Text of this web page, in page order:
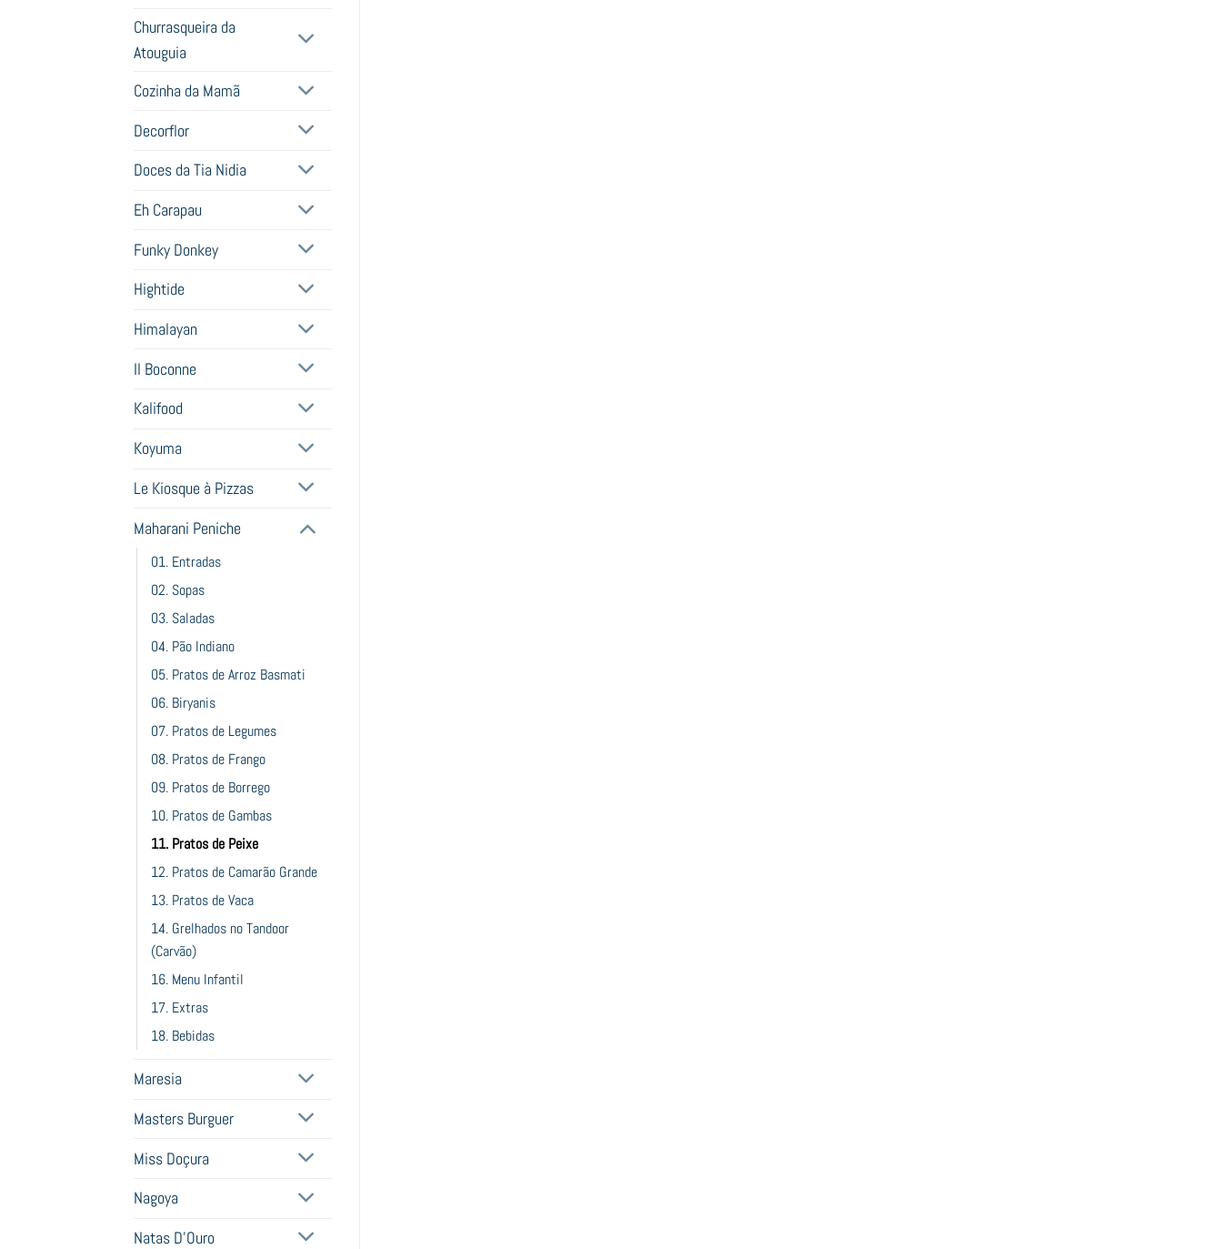
Churrasqueira da
Atouguia
Cozinha da Mamã
Decorflor
Doces da Tia Nidia
Eh Carapau
Funky Donkey
Hightide
Himalayan
Il Boconne
Kalifood
Koyuma
Le Kiosque à Pizzas
Maharani Peniche
01. Entradas
02. Sopas
03. Saladas
04. Pão Indiano
05. Pratos de Arroz Basmati
06. Biryanis
07. Pratos de Legumes
08. Pratos de Frango
09. Pratos de Borrego
10. Pratos de Gambas
11. Pratos de Peixe
12. Pratos de Camarão Grande
13. Pratos de Vaca
14. Grelhados no Tandoor
(Carvão)
16. Menu Infantil
17. Extras
18. Bebidas
Maresia
Masters Burguer
Miss Doçura
Nagoya
Natas D'Ouro